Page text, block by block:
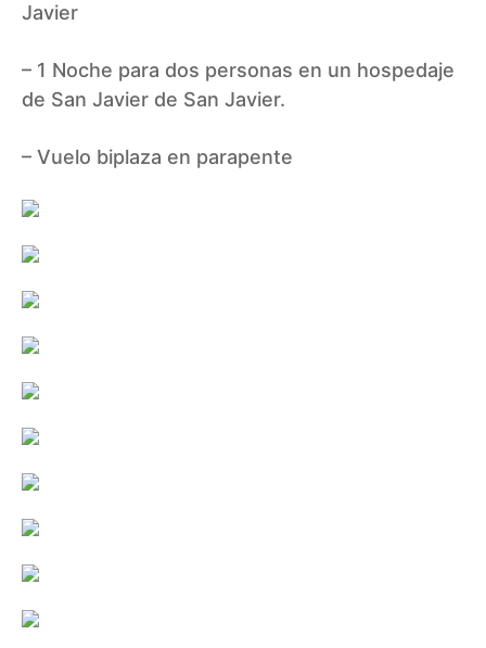
Javier
– 1 Noche para dos personas en un hospedaje
de San Javier de San Javier.
– Vuelo biplaza en parapente